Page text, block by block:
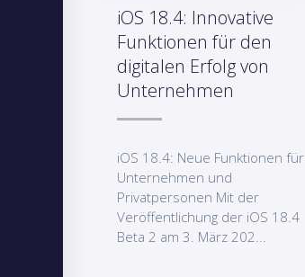
iOS 18.4: Innovative
Funktionen für den
digitalen Erfolg von
Unternehmen
iOS 18.4: Neue Funktionen für
Unternehmen und
Privatpersonen Mit der
Veröffentlichung der iOS 18.4
Beta 2 am 3. März 202...